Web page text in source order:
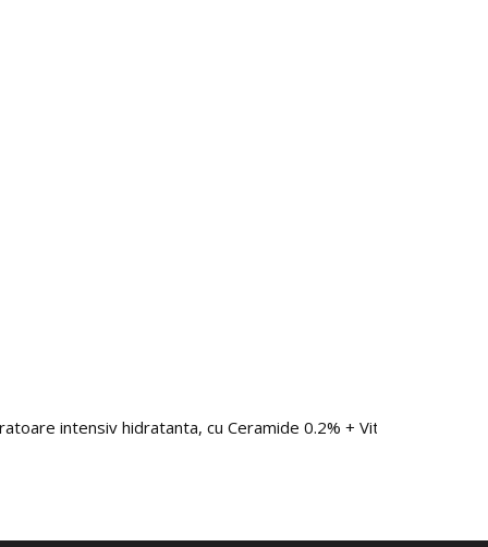
intensiv hidratanta, cu Ceramide 0.2% + Vitamina F 1%,